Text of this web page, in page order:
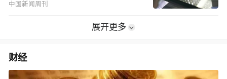
中国新闻周刊
展开更多
财经